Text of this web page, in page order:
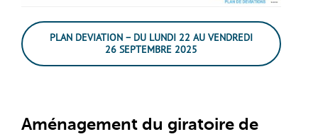
PLAN DEVIATION – DU LUNDI 22 AU VENDREDI
26 SEPTEMBRE 2025
Aménagement du giratoire de